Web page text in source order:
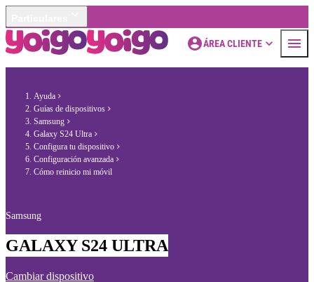
ÁREA CLIENTE
Ayuda
Guías de dispositivos
Samsung
Galaxy S24 Ultra
Configura tu dispositivo
Configuración avanzada
Cómo reinicio mi móvil
Samsung
GALAXY S24 ULTRA
Cambiar dispositivo